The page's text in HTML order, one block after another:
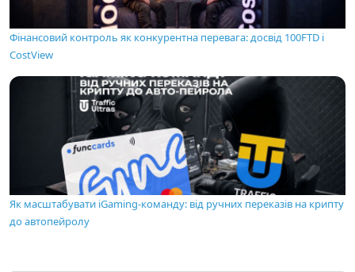
Фінансовий контроль як конкурентна перевага: досвід 100FTD і
CostView
Як масштабувати iGaming-команду: від ручних переказів на крипту
до автопейролу